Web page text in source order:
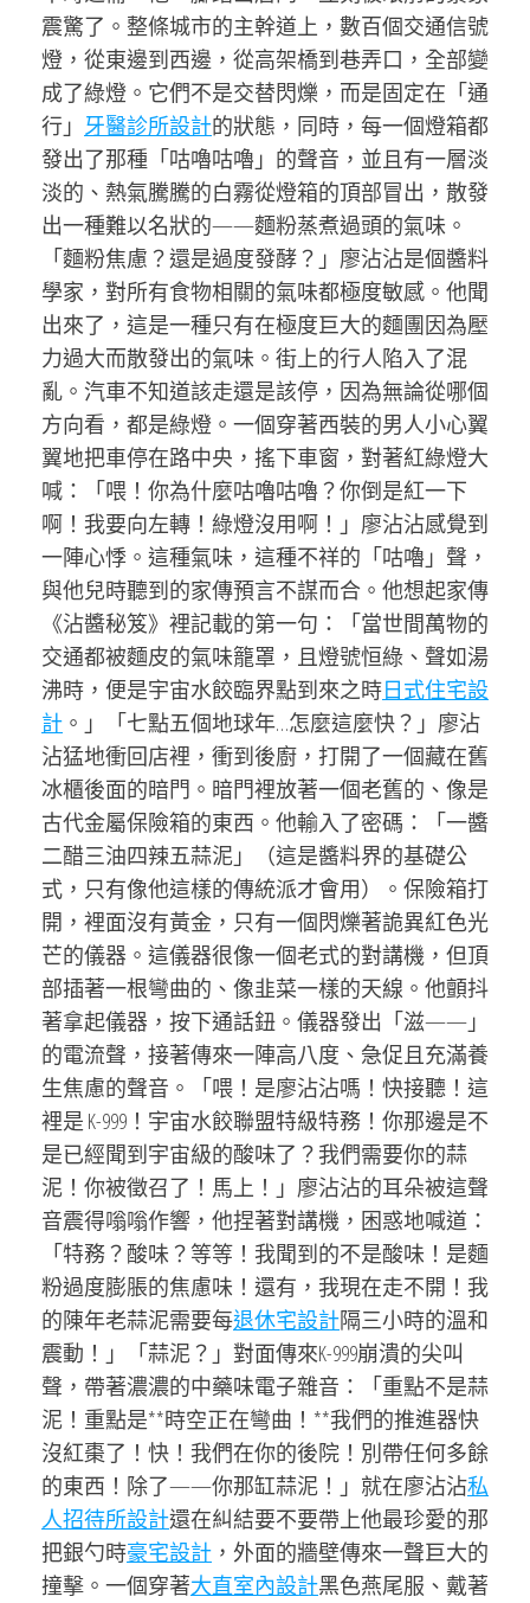
震驚了。整條城市的主幹道上，數百個交通信號
燈，從東邊到西邊，從高架橋到巷弄口，全部變
成了綠燈。它們不是交替閃爍，而是固定在「通
行」 牙醫診所設計的狀態，同時，每一個燈箱都
發出了那種「咕嚕咕嚕」的聲音，並且有一層淡
淡的、熱氣騰騰的白霧從燈箱的頂部冒出，散發
出一種難以名狀的——麵粉蒸煮過頭的氣味。
「麵粉焦慮？還是過度發酵？」廖沾沾是個醬料
學家，對所有食物相關的氣味都極度敏感。他聞
出來了，這是一種只有在極度巨大的麵團因為壓
力過大而散發出的氣味。街上的行人陷入了混
亂。汽車不知道該走還是該停，因為無論從哪個
方向看，都是綠燈。一個穿著西裝的男人小心翼
翼地把車停在路中央，搖下車窗，對著紅綠燈大
喊：「喂！你為什麼咕嚕咕嚕？你倒是紅一下
啊！我要向左轉！綠燈沒用啊！」廖沾沾感覺到
一陣心悸。這種氣味，這種不祥的「咕嚕」聲，
與他兒時聽到的家傳預言不謀而合。他想起家傳
《沾醬秘笈》裡記載的第一句：「當世間萬物的
交通都被麵皮的氣味籠罩，且燈號恒綠、聲如湯
沸時，便是宇宙水餃臨界點到來之時日式住宅設
計 。」「七點五個地球年…怎麼這麼快？」廖沾
沾猛地衝回店裡，衝到後廚，打開了一個藏在舊
冰櫃後面的暗門。暗門裡放著一個老舊的、像是
古代金屬保險箱的東西。他輸入了密碼：「一醬
二醋三油四辣五蒜泥」（這是醬料界的基礎公
式，只有像他這樣的傳統派才會用）。保險箱打
開，裡面沒有黃金，只有一個閃爍著詭異紅色光
芒的儀器。這儀器很像一個老式的對講機，但頂
部插著一根彎曲的、像韭菜一樣的天線。他顫抖
著拿起儀器，按下通話鈕。儀器發出「滋——」
的電流聲，接著傳來一陣高八度、急促且充滿養
生焦慮的聲音。「喂！是廖沾沾嗎！快接聽！這
裡是 K-999！宇宙水餃聯盟特級特務！你那邊是不
是已經聞到宇宙級的酸味了？我們需要你的蒜
泥！你被徵召了！馬上！」廖沾沾的耳朵被這聲
音震得嗡嗡作響，他捏著對講機，困惑地喊道：
「特務？酸味？等等！我聞到的不是酸味！是麵
粉過度膨脹的焦慮味！還有，我現在走不開！我
的陳年老蒜泥需要每退休宅設計隔三小時的溫和
震動！」「蒜泥？」對面傳來K-999崩潰的尖叫
聲，帶著濃濃的中藥味電子雜音：「重點不是蒜
泥！重點是**時空正在彎曲！**我們的推進器快
沒紅棗了！快！我們在你的後院！別帶任何多餘
的東西！除了——你那缸蒜泥！」就在廖沾沾私
人招待所設計還在糾結要不要帶上他最珍愛的那
把銀勺時豪宅設計 ，外面的牆壁傳來一聲巨大的
撞擊。一個穿著大直室內設計黑色燕尾服、戴著